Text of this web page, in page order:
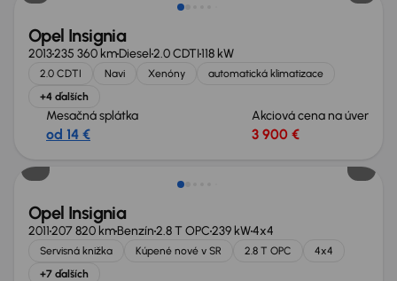
Opel Insignia
2013235 360 kmDiesel2.0 CDTI118 kW
2.0 CDTI Navi Xenóny
automatická klimatizace
+4 ďalších
Mesačná splátka
od 14 €
Akciová cena na úver
3 900 €
Opel Insignia
2011207 820 kmBenzín2.8 T OPC239 kW4x4
Servisná knižka Kúpené nové v SR 2.8 T OPC
4x4
+7 ďalších